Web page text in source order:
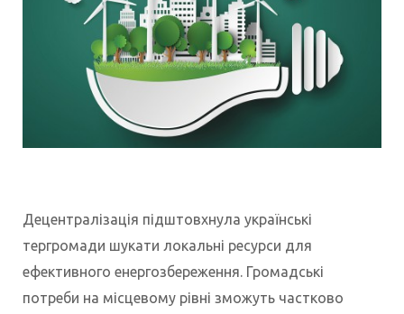
Децентралізація підштовхнула українські
тергромади шукати локальні ресурси для
ефективного енергозбереження. Громадські
потреби на місцевому рівні зможуть частково